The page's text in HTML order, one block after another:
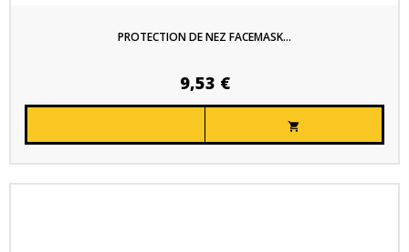
PROTECTION DE NEZ FACEMASK...
9,53 €
